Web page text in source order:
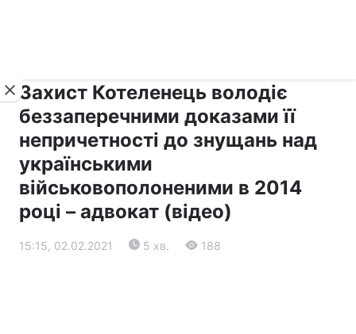
Захист Котеленець володіє
беззаперечними доказами її
непричетності до знущань над
українськими
військовополоненими в 2014
році – адвокат (відео)
15:15, 02.02.2021 5 хв. 188